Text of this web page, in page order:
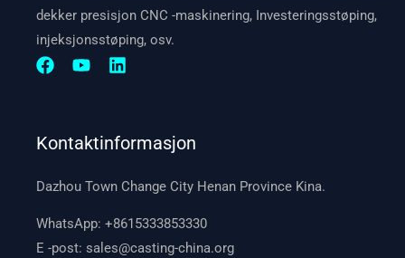
dekker presisjon CNC -maskinering, Investeringsstøping,
injeksjonsstøping, osv.
Kontaktinformasjon
Dazhou Town Change City Henan Province Kina.
WhatsApp:+8615333853330
E -post:sales@casting-china.org